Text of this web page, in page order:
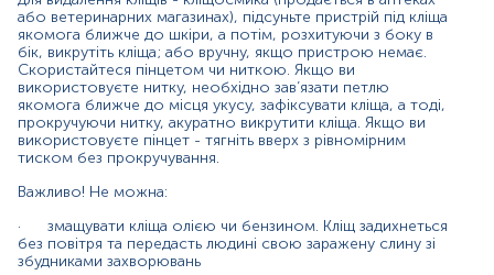
лабораторії.
І, паралельно, слід звернутися до дільничного
терапевта (лікаря-інфекціоніста, педіатра), який
призначить профілактичне лікування. Профілактичний
прийом призначеного антибіотика дозволить
попередити не лише хворобу Лайма, а й інші
бактеріальні кліщові інфекції.
Екстрена профілактика антибіотиком проти
Але, антибіотик не діє проти кліщового енцефаліту.
Тому важливіше при аналізі кліща дізнатися чи
заражений він вірусом кліщового енцефаліту разом зі
або ветеринарних магазинах), підсуньте пристрій під кліща
якомога ближче до шкіри, а потім, розхитуючи з боку в
бік, викрутіть кліща; або вручну, якщо пристрою немає.
Скористайтеся пінцетом чи ниткою. Якщо ви
використовуєте нитку, необхідно зав’язати петлю
якомога ближче до місця укусу, зафіксувати кліща, а тоді,
прокручуючи нитку, акуратно викрутити кліща. Якщо ви
використовуєте пінцет - тягніть вверх з рівномірним
тиском без прокручування.
Важливо! Не можна:
· змащувати кліща олією чи бензином. Кліщ задихнеться
без повітря та передасть людині свою заражену слину зі
збудниками захворювань